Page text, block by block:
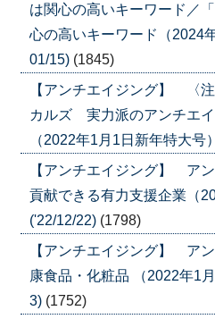
は関心の高いキーワード／
心の高いキーワード（2024
01/15) (1845)
【アンチエイジング】 〈
カルズ 実力派のアンチエ
（2022年1月1日新年特大号
【アンチエイジング】 ア
貢献できる有力支援企業（
('22/12/22) (1798)
【アンチエイジング】 ア
康食品・化粧品 （2022年1
3) (1752)